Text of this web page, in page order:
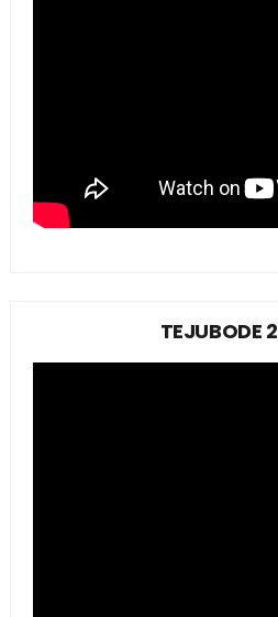
TEJUBODE